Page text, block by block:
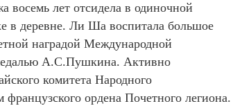
лет отсидела в одиночной
в деревне. Ли Ша воспитала большое
наградой Международной
А.С.Пушкина. Активно
комитета Народного
ордена Почетного легиона.